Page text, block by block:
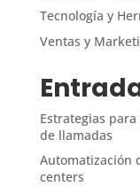
Tecnología y
Ventas y
Estrategias
de llamadas
Automatización
centers